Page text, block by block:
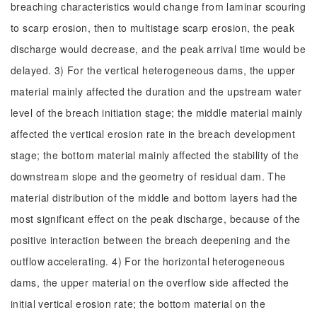
breaching characteristics would change from laminar scouring
to scarp erosion, then to multistage scarp erosion, the peak
discharge would decrease, and the peak arrival time would be
delayed. 3) For the vertical heterogeneous dams, the upper
material mainly affected the duration and the upstream water
level of the breach initiation stage; the middle material mainly
affected the vertical erosion rate in the breach development
stage; the bottom material mainly affected the stability of the
downstream slope and the geometry of residual dam. The
material distribution of the middle and bottom layers had the
most significant effect on the peak discharge, because of the
positive interaction between the breach deepening and the
outflow accelerating. 4) For the horizontal heterogeneous
dams, the upper material on the overflow side affected the
initial vertical erosion rate; the bottom material on the